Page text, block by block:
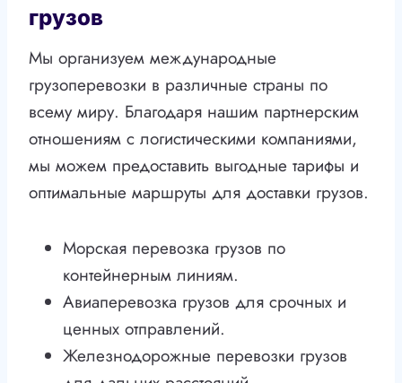
грузов
Мы организуем международные
грузоперевозки в различные страны по
всему миру. Благодаря нашим партнерским
отношениям с логистическими компаниями,
мы можем предоставить выгодные тарифы и
оптимальные маршруты для доставки грузов.
Морская перевозка грузов по
контейнерным линиям.
Авиаперевозка грузов для срочных и
ценных отправлений.
Железнодорожные перевозки грузов